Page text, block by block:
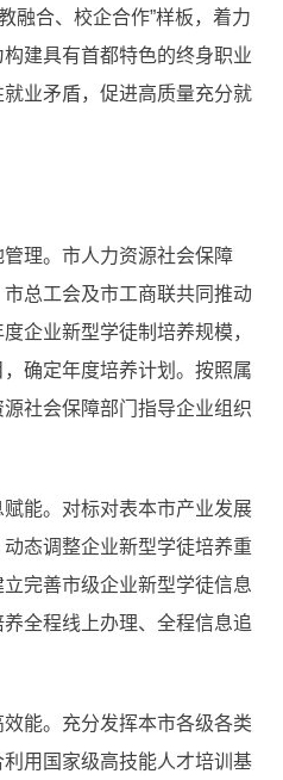
融合、校企合作”样板，着力
建具有首都特色的终身职业
业矛盾，促进高质量充分就
管理。市人力资源社会保障
总工会及市工商联共同推动
企业新型学徒制培养规模，
确定年度培养计划。按照属
社会保障部门指导企业组织
赋能。对标对表本市产业发展
态调整企业新型学徒培养重
完善市级企业新型学徒信息
全程线上办理、全程信息追
效能。充分发挥本市各级各类
用国家级高技能人才培训基